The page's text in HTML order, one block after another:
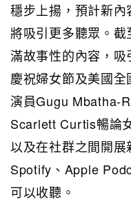
穩步上揚，預計新內
將吸引更多聽眾。
滿故事性的內容，
慶祝婦女節及美國
演員Gugu Mbatha-
Scarlett Curtis暢論
以及在社群之間開
Spotify、Apple
可以收聽。